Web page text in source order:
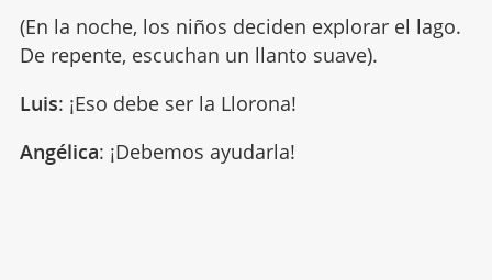
(En la noche, los niños deciden explorar el lago.
De repente, escuchan un llanto suave).
Luis: ¡Eso debe ser la Llorona!
Angélica: ¡Debemos ayudarla!